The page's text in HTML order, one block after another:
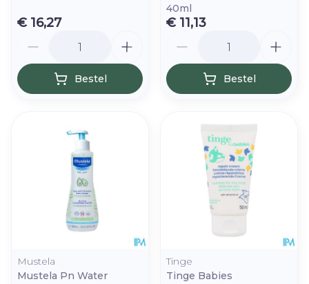
€ 16,27
Bestel
40ml
€ 11,13
Bestel
Mustela
Mustela Pn Water
Tinge
Tinge Babies